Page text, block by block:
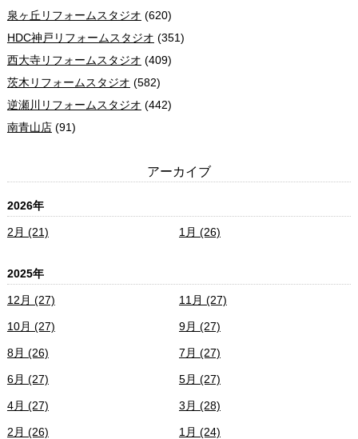
泉ヶ丘リフォームスタジオ (620)
HDC神戸リフォームスタジオ (351)
西大寺リフォームスタジオ (409)
茨木リフォームスタジオ (582)
逆瀬川リフォームスタジオ (442)
南青山店(91)
アーカイブ
2026年
2月 (21) 1月 (26)
2025年
12月 (27) 11月 (27)
10月 (27) 9月 (27)
8月 (26) 7月 (27)
6月 (27) 5月 (27)
4月 (27) 3月 (28)
2月 (26) 1月 (24)